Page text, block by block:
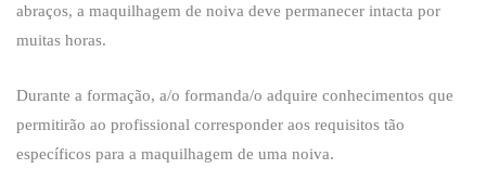
abraços, a maquilhagem de noiva deve permanecer intacta por
muitas horas.
Durante a formação, a/o formanda/o adquire conhecimentos que
permitirão ao profissional corresponder aos requisitos tão
específicos para a maquilhagem de uma noiva.